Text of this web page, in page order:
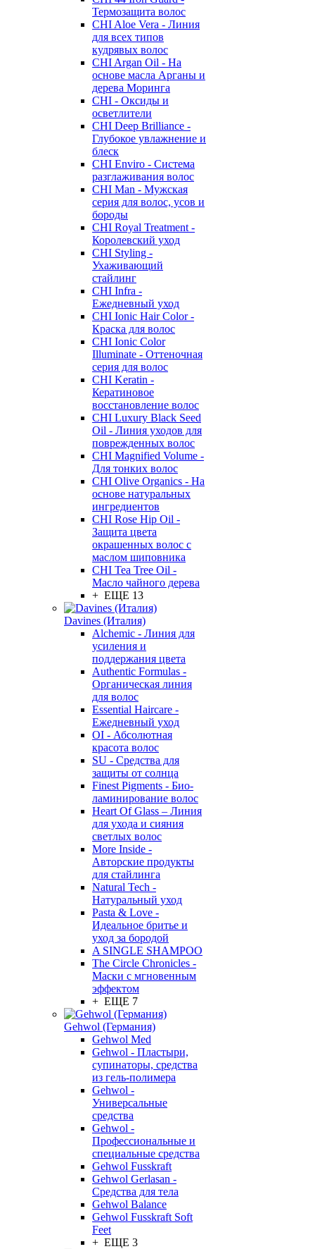
Термозащита волос
CHI Aloe Vera - Линия
для всех типов
кудрявых волос
CHI Argan Oil - На
основе масла Арганы и
дерева Моринга
CHI - Оксиды и
осветлители
CHI Deep Brilliance -
Глубокое увлажнение и
блеск
CHI Enviro - Система
разглаживания волос
CHI Man - Мужская
серия для волос, усов и
бороды
CHI Royal Treatment -
Королевский уход
CHI Styling -
Ухаживающий
стайлинг
CHI Infra -
Ежедневный уход
CHI Ionic Hair Color -
Краска для волос
CHI Ionic Color
Illuminate - Оттеночная
серия для волос
CHI Keratin -
Кератиновое
восстановление волос
CHI Luxury Black Seed
Oil - Линия уходов для
поврежденных волос
CHI Magnified Volume -
Для тонких волос
CHI Olive Organics - На
основе натуральных
ингредиентов
CHI Rose Hip Oil -
Защита цвета
окрашенных волос с
маслом шиповника
CHI Tea Tree Oil -
Масло чайного дерева
+ ЕЩЕ 13
Davines (Италия)
Alchemic - Линия для
усиления и
поддержания цвета
Authentic Formulas -
Органическая линия
для волос
Essential Haircare -
Eжедневный уход
OI - Абсолютная
красота волос
SU - Средства для
защиты от солнца
Finest Pigments - Био-
ламинирование волос
Heart Of Glass – Линия
для ухода и сияния
светлых волос
More Inside -
Авторские продукты
для стайлинга
Natural Tech -
Натуральный уход
Pasta & Love -
Идеальное бритье и
уход за бородой
A SINGLE SHAMPOO
The Circle Chronicles -
Маски с мгновенным
эффектом
+ ЕЩЕ 7
Gehwol (Германия)
Gehwol Med
Gehwol - Пластыри,
супинаторы, средства
из гель-полимера
Gehwol -
Универсальные
средства
Gehwol -
Профессиональные и
специальные средства
Gehwol Fusskraft
Gehwol Gerlasan -
Средства для тела
Gehwol Balance
Gehwol Fusskraft Soft
Feet
+ ЕЩЕ 3